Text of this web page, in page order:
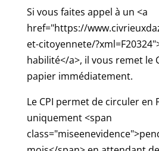
Si vous faites appel à un <a
href="https://
et-citoyennete/
habilité</a>, il vous remet le
papier immédiatement.
Le CPI permet de circuler en
uniquement <span